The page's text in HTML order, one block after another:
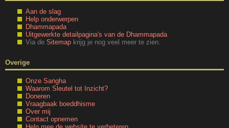
Aan de slag
Help onderwerpen
Dhammapada
Uitgewerkte detailpagina's van de Dhammapada
Via de Sitemap krijg je nog veel meer te zien.
Overige
Onze Saṅgha
Waarom Sleutel tot Inzicht?
Doneren
Vraagbaak boeddhisme
Over mij
Contact opnemen